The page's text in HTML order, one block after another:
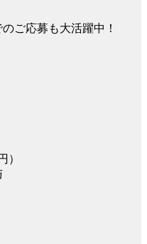
ご応募も大活躍中！
）